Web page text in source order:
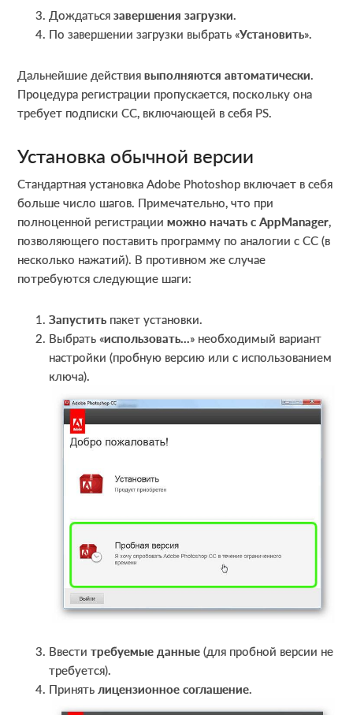
Дождатьсязавершения загрузки.
По завершении загрузки выбрать «Установить».
Дальнейшие действиявыполняются автоматически.
Процедура регистрации пропускается, поскольку она
требует подписки СС, включающей в себя PS.
Установка обычной версии
Стандартная установка Adobe Photoshop включает в себя
больше число шагов. Примечательно, что при
полноценной регистрацииможно начать с AppManager,
позволяющего поставить программу по аналогии с СС (в
несколько нажатий). В противном же случае
потребуются следующие шаги:
Запустить пакет установки.
Выбрать «использовать…» необходимый вариант
настройки (пробную версию или с использованием
ключа).
Ввеститребуемые данные(для пробной версии не
требуется).
Принять лицензионное соглашение.